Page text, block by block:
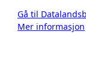
Gå til
Mer informasjon